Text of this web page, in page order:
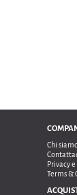
Chi
Privacy
Terms &